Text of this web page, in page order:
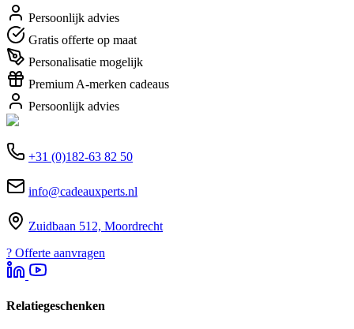
Persoonlijk advies
Gratis offerte op maat
Personalisatie mogelijk
Premium A-merken cadeaus
Persoonlijk advies
+31 (0)182-63 82 50
info@cadeauxperts.nl
Zuidbaan 512, Moordrecht
? Offerte aanvragen
Relatiegeschenken